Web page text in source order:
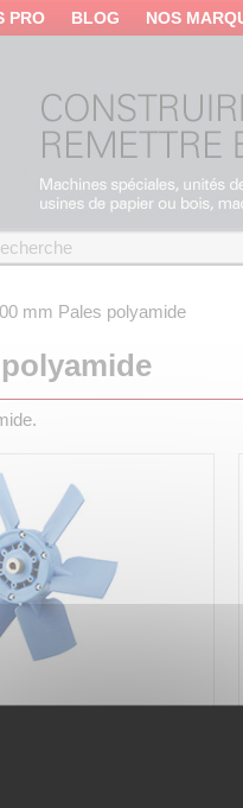
PRO BLOG NOS
mm Pales polyamide
Ø 400 mm